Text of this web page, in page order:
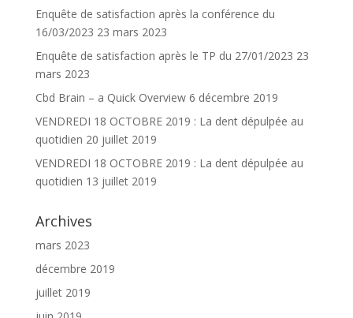
Enquête de satisfaction après la conférence du
16/03/2023 23 mars 2023
Enquête de satisfaction après le TP du 27/01/2023 23
mars 2023
Cbd Brain – a Quick Overview 6 décembre 2019
VENDREDI 18 OCTOBRE 2019 : La dent dépulpée au
quotidien 20 juillet 2019
VENDREDI 18 OCTOBRE 2019 : La dent dépulpée au
quotidien 13 juillet 2019
Archives
mars 2023
décembre 2019
juillet 2019